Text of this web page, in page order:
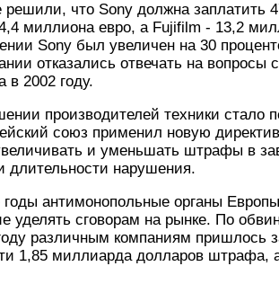
что Sony должна заплатить
миллиона евро, а Fujifilm - 13,2
Sony был увеличен на 30
отказались отвечать на вопросы
в 2002 году.
производителей техники стало
союз применил новую
и уменьшать штрафы в
длительности нарушения.
антимонопольные органы
уделять сговорам на рынке. По
различным компаниям пришлось
1,85 миллиарда долларов штрафа,